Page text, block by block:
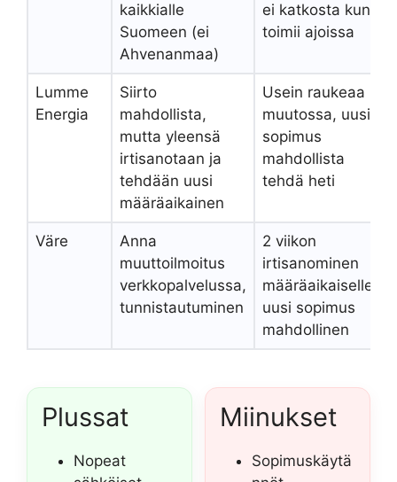
kaikkialle
Suomeen (ei
Ahvenanmaa)
ei katkosta kun
toimii ajoissa
Lumme
Energia
Siirto
mahdollista,
mutta yleensä
irtisanotaan ja
tehdään uusi
määräaikainen
Usein raukeaa
muutossa, uusi
sopimus
mahdollista
tehdä heti
Väre
Anna
muuttoilmoitus
verkkopalvelussa,
tunnistautuminen
2 viikon
irtisanominen
määräaikaiselle,
uusi sopimus
mahdollinen
Plussat
Nopeat
Miinukset
Sopimuskäytä